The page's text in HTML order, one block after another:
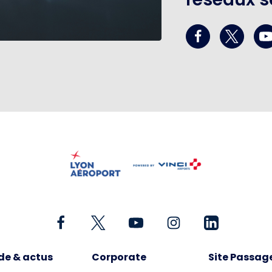
& actus Corporate Site